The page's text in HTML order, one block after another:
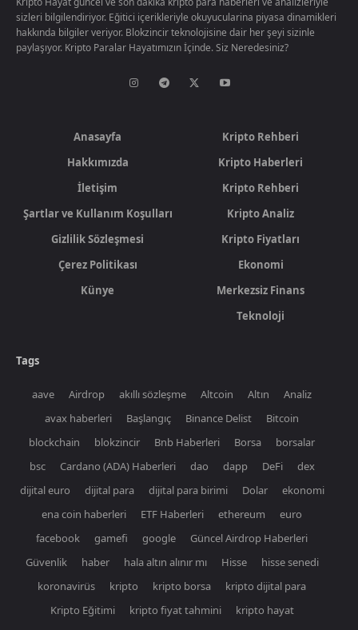
sizleri bilgilendiriyor. Eğitici içerikleriyle okuyucularina piyasa dinamikleri
hakkında bilgiler veriyor. Blokzincir teknolojisine dair her şeyi sizinle
paylaşıyor. Kripto Paralar Hayatımızın İçinde. Siz Neredesiniz?
Anasayfa
Hakkımızda
İletişim
Şartlar ve Kullanım Koşulları
Gizlilik Sözleşmesi
Çerez Politikası
Künye
Kripto Rehberi
Kripto Haberleri
Kripto Rehberi
Kripto Analiz
Kripto Fiyatları
Ekonomi
Merkezsiz Finans
Teknoloji
Tags
aave Airdrop akıllı sözleşme Altcoin Altın
Analiz
avax haberleri
Başlangıç Binance Delist
Bitcoin
blockchain
blokzincir Bnb Haberleri Borsa
borsalar
bsc
Cardano (ADA) Haberleri dao dapp DeFi
dex
dijital euro
dijital para dijital para birimi Dolar
ekonomi
ena coin haberleri
ETF Haberleri ethereum
euro
facebook
gamefi google
Güncel Airdrop Haberleri
Güvenlik
haber hala altın alınır mı Hisse
hisse senedi
koronavirüs
kripto kripto borsa
kripto dijital para
Kripto Eğitimi
kripto fiyat tahmini
kripto hayat